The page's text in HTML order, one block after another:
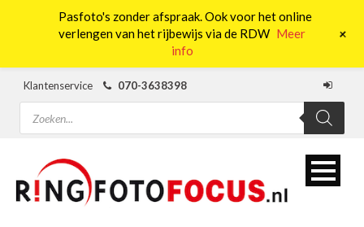
Klantenservice
070-3638398
Producten
zoeken
Pasfoto's zonder afspraak. Ook voor het online
verlengen van het rijbewijs via de RDW Meer
info
+